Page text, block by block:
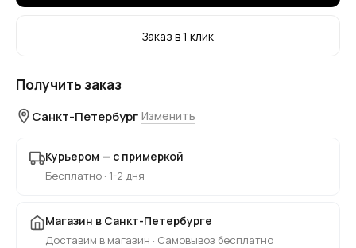
Заказ в 1 клик
Получить заказ
Санкт-Петербург Изменить
Курьером — с примеркой
Бесплатно · 1-2 дня
Магазин в Санкт-Петербурге
Доставим в магазин · Самовывоз бесплатно